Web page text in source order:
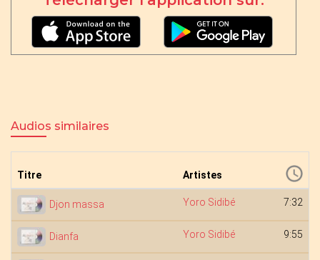
Audios similaires
Titre Artistes
Djon massa Yoro Sidibé 7:32
Dianfa Yoro Sidibé 9:55